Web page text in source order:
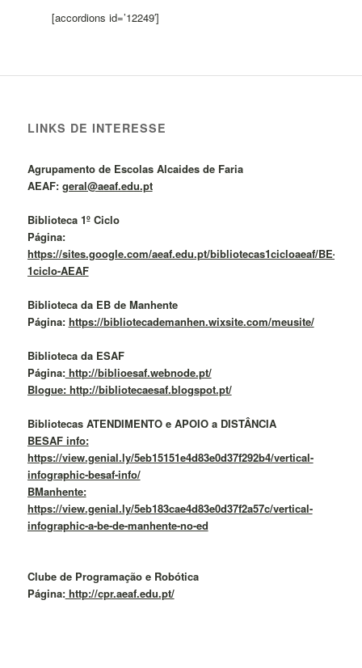
[accordions id=’12249′]
LINKS DE INTERESSE
Agrupamento de Escolas Alcaides de Faria
AEAF: geral@aeaf.edu.pt
Biblioteca 1º Ciclo
Página:
https://sites.google.com/aeaf.edu.pt/bibliotecas1cicloaeaf/BE-
1ciclo-AEAF
Biblioteca da EB de Manhente
Página: https://bibliotecademanhen.wixsite.com/meusite/
Biblioteca da ESAF
Página:http://biblioesaf.webnode.pt/
Blogue: http://bibliotecaesaf.blogspot.pt/
Bibliotecas ATENDIMENTO e APOIO a DISTÂNCIA
BESAF info:
https://view.genial.ly/5eb15151e4d83e0d37f292b4/vertical-
infographic-besaf-info/
BManhente:
https://view.genial.ly/5eb183cae4d83e0d37f2a57c/vertical-
infographic-a-be-de-manhente-no-ed
Clube de Programação e Robótica
Página:http://cpr.aeaf.edu.pt/